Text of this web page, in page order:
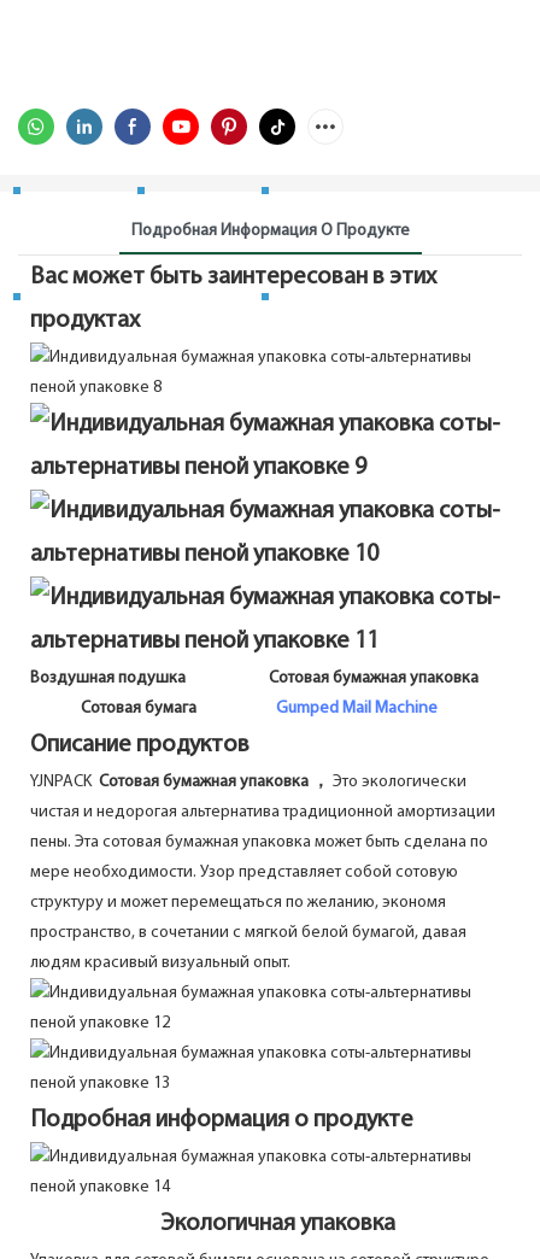
Подробная Информация О Продукте
Вас может быть заинтересован в этих
продуктах
Воздушная подушка Сотовая бумажная упаковка
Сотовая бумага Gumped Mail Machine
Описание продуктов
YJNPACK Сотовая бумажная упаковка ， Это экологически
чистая и недорогая альтернатива традиционной амортизации
пены. Эта сотовая бумажная упаковка может быть сделана по
мере необходимости. Узор представляет собой сотовую
структуру и может перемещаться по желанию, экономя
пространство, в сочетании с мягкой белой бумагой, давая
людям красивый визуальный опыт.
Подробная информация о продукте
Экологичная упаковка